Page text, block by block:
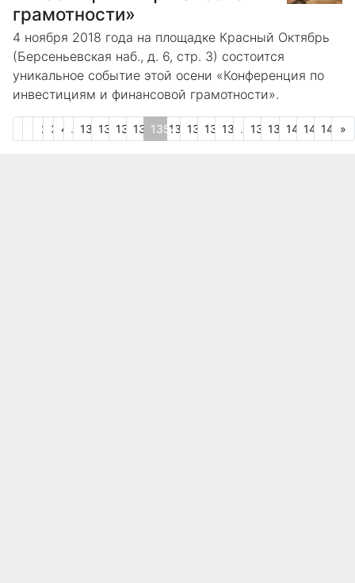
грамотности»
4 ноября 2018 года на площадке Красный Октябрь
(Берсеньевская наб., д. 6, стр. 3) состоится
уникальное событие этой осени «Конференция по
инвестициям и финансовой грамотности».
Предыдущая
1 2 3 4 ... 13501351135213531354
(текущая)
1355135613571358... 13981399140014011402
»